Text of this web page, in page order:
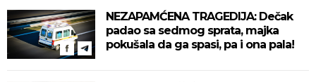
NEZAPAMĆENA TRAGEDIJA: Dečak
padao sa sedmog sprata, majka
pokušala da ga spasi, pa i ona pala!